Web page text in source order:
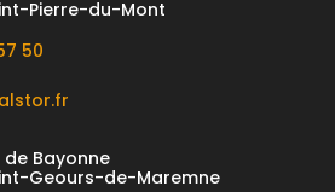
Pierre-du-Mont
50
de Bayonne
Geours-de-Maremne